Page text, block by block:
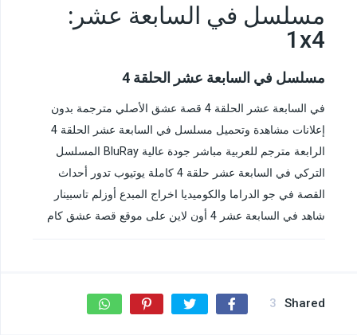
مسلسل في السابعة عشر:
1x4
مسلسل في السابعة عشر الحلقة 4
في السابعة عشر الحلقة 4 قصة عشق الأصلي مترجمة بدون
إعلانات مشاهدة وتحميل مسلسل في السابعة عشر الحلقة 4
الرابعة مترجم للعربية مباشر جودة عالية BluRay المسلسل
التركي في السابعة عشر حلقة 4 كاملة يوتيوب تدور أحداث
القصة في جو الدراما والكوميديا اخراج المبدع أوزلم تاسبينار
شاهد في السابعة عشر 4 أون لاين على موقع قصة عشق كام
Shared
3